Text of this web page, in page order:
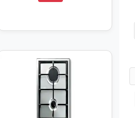
أضف إلى السلة